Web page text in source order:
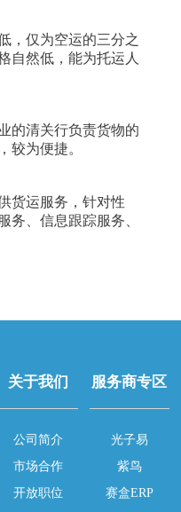
，仅为空运的三分之
自然低，能为托运人
的清关行负责货物的
较为便捷。
货运服务，针对性
务、信息跟踪服务、
关于我们
公司简介
市场合作
开放职位
服务商专区
光子易
紫鸟
赛盒ERP